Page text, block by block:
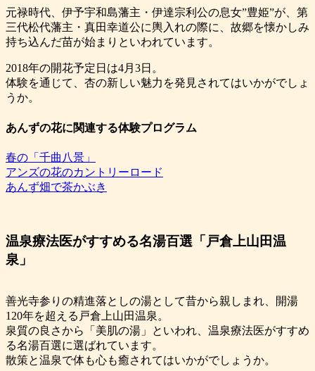
元禄時代、伊予宇和島藩主・伊達宗利公の息女”豊姫”が、第
三代松代藩主・真田幸道公に輿入れの際に、故郷を懐かしみ
持ち込んだ苗が始まりといわれています。
2018年の開花予定日は4月3日。
体験を通じて、杏の新しい魅力を発見されてはいかがでしょ
うか。
あんずの花に関連する体験プログラム
春の「千曲八景」
アンズの花のカントリーロード
あんず畑で茶かぶき
温泉療法医がすすめる名湯百選「戸倉上山田温
泉」
善光寺参りの精進落としの湯として昔から親しまれ、開湯
120年を超える戸倉上山田温泉。
泉質の良さから「美肌の湯」といわれ、温泉療法医がすすめ
る名湯百選に選ばれています。
散策と温泉で体も心も癒されてはいかがでしょうか。